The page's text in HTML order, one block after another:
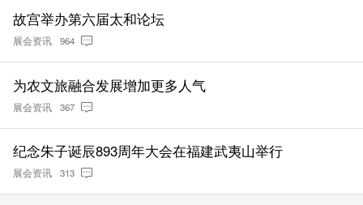
故宫举办第六届太和论坛
展会资讯 964
为农文旅融合发展增加更多人气
展会资讯 367
纪念朱子诞辰893周年大会在福建武夷山举行
展会资讯 313